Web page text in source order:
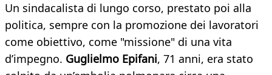
Un sindacalista di lungo corso, prestato poi alla
politica, sempre con la promozione dei lavoratori
come obiettivo, come "missione" di una vita
d’impegno. Guglielmo Epifani, 71 anni, era stato